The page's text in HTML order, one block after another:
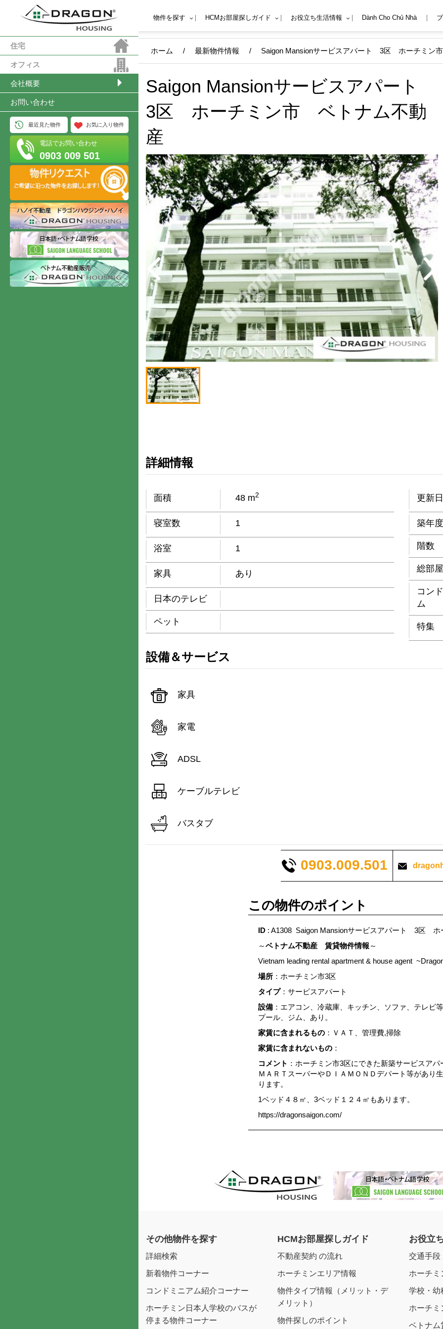
住宅
オフィス
会社概要
お問い合わせ
最近見た物件 お気に入り物件
電話でお問い合わせ
0903 009 501
物件を探す HCMお部屋探しガイド お役立ち生活情報 Dành Cho Chủ Nhà
ホーム / 最新物件情報 / Saigon Mansionサービスアパート 3区 ホーチミン
Saigon Mansionサービスアパート
3区 ホーチミン市 ベトナム不動
産
詳細情報
面積 48 m2
寝室数 1
浴室 1
家具 あり
日本のテレビ
ペット
更新日
築年度
階数
総部
コン
ム
特集
設備＆サービス
家具
家電
ADSL
ケーブルテレビ
バスタブ
0903.009.501
この物件のポイント
ID : A1308 Saigon Mansionサービスアパート 3区
～ベトナム不動産 賃貸物件情報 ～
Vietnam leading rental apartment & house agent
場所 ：ホーチミン市3区
タイプ：サービスアパート
設備：エアコン、冷蔵庫、キッチン、ソファ、テレビ
プール、ジム、あり。
家賃に含まれるもの ：ＶＡＴ、管理費,掃除
家賃に含まれないもの ：
コメント ：ホーチミン市3区にできた新築サービスア
ＭＡＲＴスーパーやＤＩＡＭＯＮＤデパート等があり
ります。
1ベッド４８㎡、3ベッド１２４㎡もあります。
https://dragonsaigon.com/
その他物件を探す
詳細検索
新着物件コーナー
コンドミニアム紹介コーナー
ホーチミン日本人学校のバスが
停まる物件コーナー
HCMお部屋探しガイド
不動産契約 の流れ
ホーチミンエリア情報
物件タイプ情報（メリット・デ
メリット）
物件探しのポイント
お役立
交通手段
ホーチミ
学校・幼
ホーチミ
ベトナム